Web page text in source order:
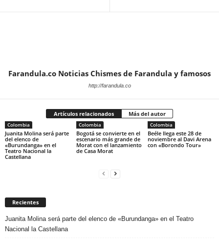
Farandula.co Noticias Chismes de Farandula y famosos
http://farandula.co
Artículos relacionados Más del autor
Colombia
Juanita Molina será parte
del elenco de
«Burundanga» en el
Teatro Nacional la
Castellana
Colombia
Bogotá se convierte en el
escenario más grande de
Morat con el lanzamiento
de Casa Morat
Colombia
Beéle llega este 28 de
noviembre al Davi Arena
con «Borondo Tour»
Recientes
Juanita Molina será parte del elenco de «Burundanga» en el Teatro
Nacional la Castellana